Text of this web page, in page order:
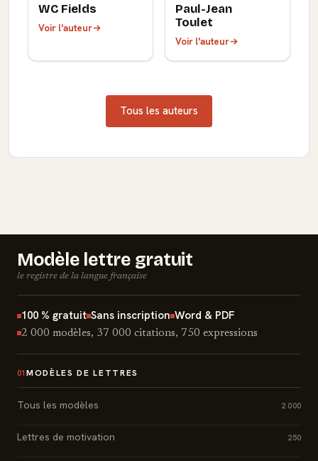
WC Fields
Voir l'auteur
Paul-Jean
Toulet
Voir l'auteur
Tous les auteurs
Modèle lettre gratuit
le registre de la langue française
100 % gratuit Sans inscription Word & PDF
2 000 modèles, 37 000 citations, 750 expressions
01 MODÈLES DE LETTRES
Tous les modèles 2 000
Lettres de motivation 250